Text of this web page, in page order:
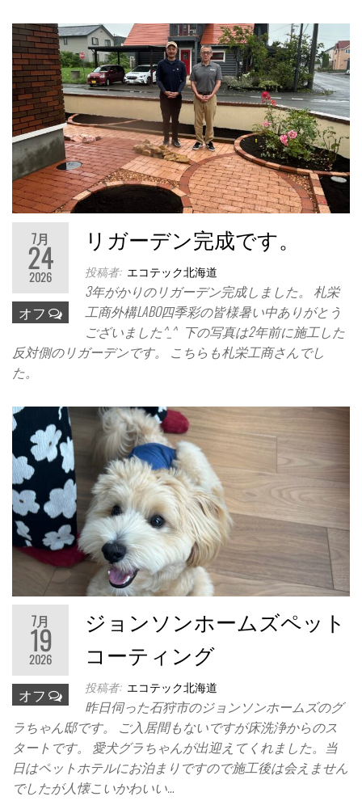
7月
24
2026
オフ
リガーデン完成です。
投稿者: エコテック北海道
3年がかりのリガーデン完成しました。 札栄
工商外構LABO四季彩の皆様暑い中ありがとう
ございました^_^ 下の写真は2年前に施工した
反対側のリガーデンです。 こちらも札栄工商さんでし
た。
7月
19
2026
オフ
ジョンソンホームズペット
コーティング
投稿者: エコテック北海道
昨日伺った石狩市のジョンソンホームズのグ
ラちゃん邸です。 ご入居間もないですが床洗浄からのス
タートです。 愛犬グラちゃんが出迎えてくれました。当
日はペットホテルにお泊まりですので施工後は会えません
でしたが人懐こいかわいい…